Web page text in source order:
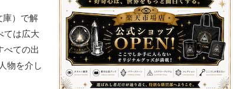
庫）で解
ては広大
べての出
物を介し